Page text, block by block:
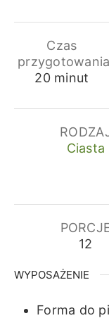
Czas
przygotowania
20minuty
minut
Ciasta
12
WYPOSAŻENIE
Forma do